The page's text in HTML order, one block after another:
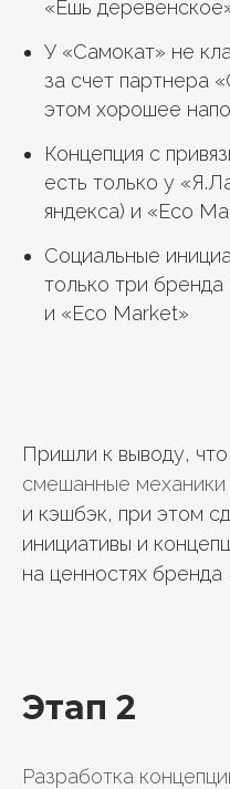
«Ешь
У «Самокат» не
за счет партнера
этом хорошее
Концепция с
есть только у
яндекса) и «Eco
Социальные
только три
и «Eco Market»
Пришли к выводу,
смешанные механики
и кэшбэк, при этом
инициативы и
на ценностях бренда
Этап 2
Разработка